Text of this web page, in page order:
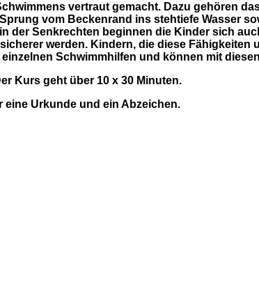
vertraut gemacht. Dazu gehören
vom Beckenrand ins stehtiefe Wasser
der Senkrechten beginnen die Kinder sich
werden. Kindern, die diese Fähigkeiten
Schwimmhilfen und können mit
Kurs geht über 10 x 30 Minuten.
Urkunde und ein Abzeichen.